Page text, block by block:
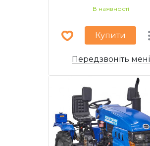
В наявності
Купити
Передзвоніть мені